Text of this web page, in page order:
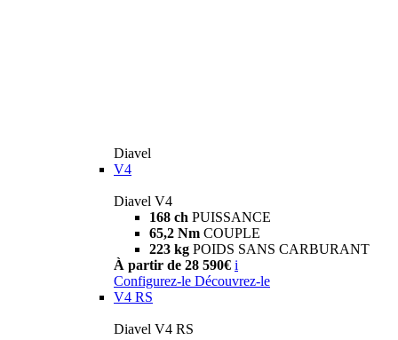
Diavel
V4
Diavel V4
168 ch PUISSANCE
65,2 Nm COUPLE
223 kg POIDS SANS CARBURANT
À partir de 28 590€ i
Configurez-le Découvrez-le
V4 RS
Diavel V4 RS